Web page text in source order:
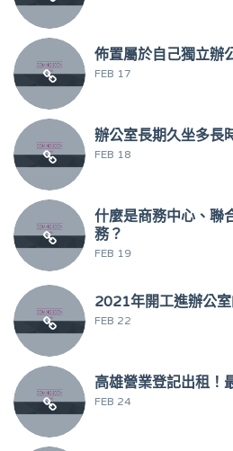
佈置屬於自己獨立辦
FEB 17
辦公室長期久坐多長
FEB 18
什麼是商務中心、聯
務？
FEB 19
2021年開工進辦公室
FEB 22
高雄營業登記出租！
FEB 24